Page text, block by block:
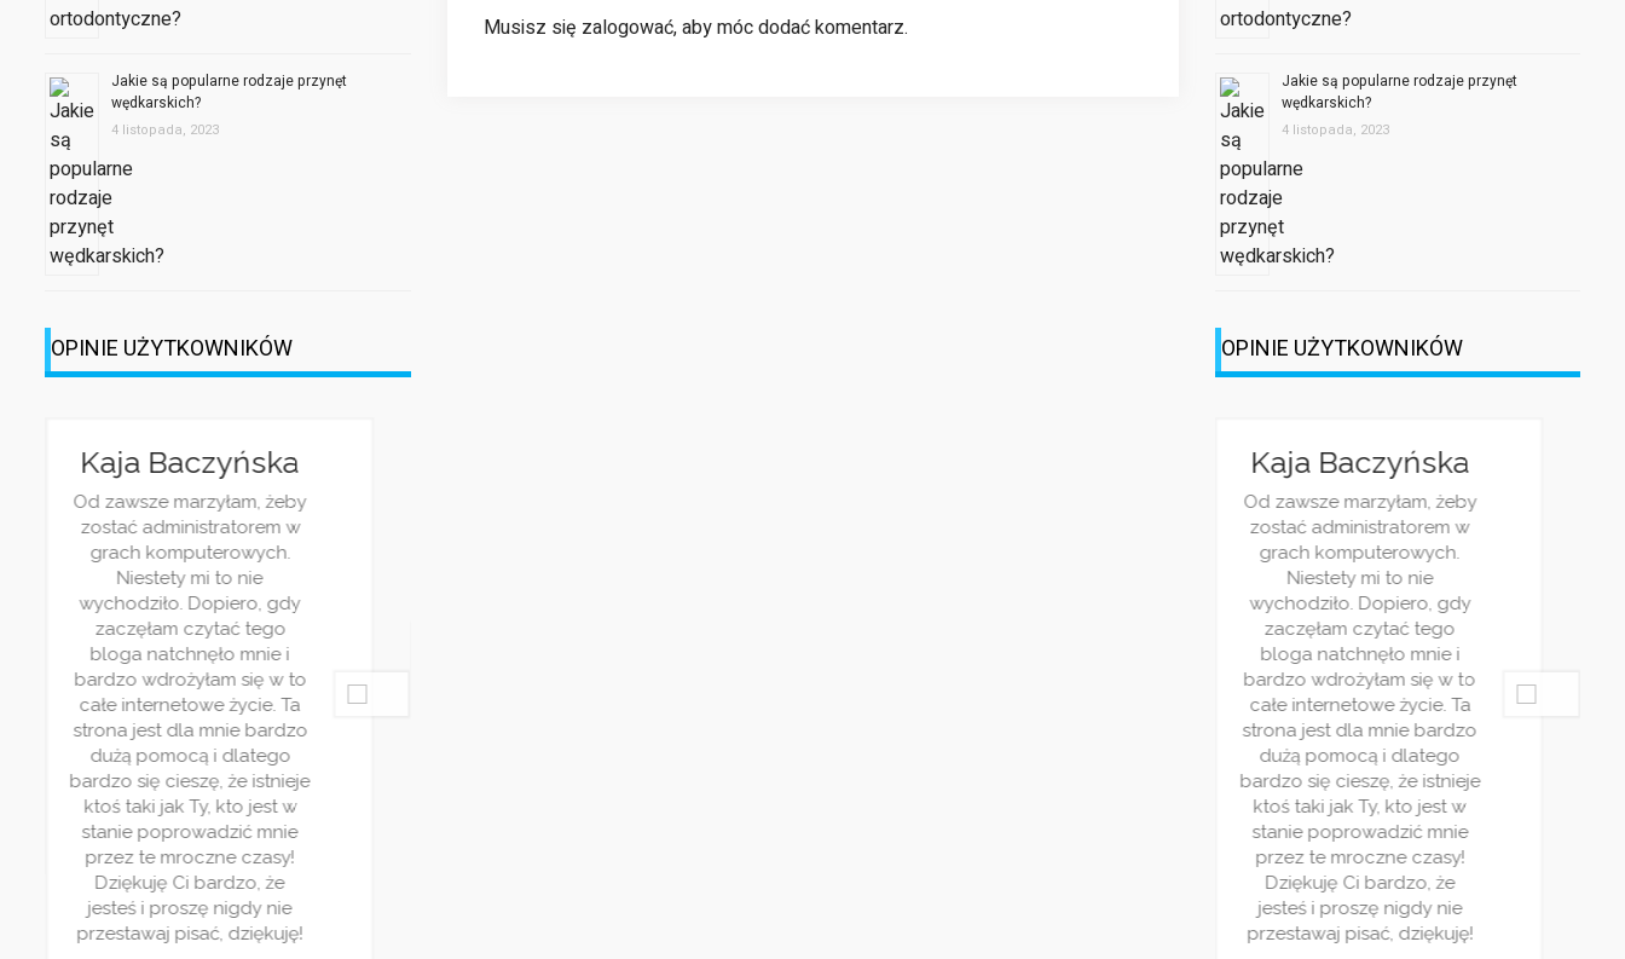
Musisz się zalogować, aby móc dodać komentarz.
Jakie są popularne rodzaje przynęt
wędkarskich?
4 listopada, 2023
OPINIE UŻYTKOWNIKÓW
Kaja Baczyńska
Od zawsze marzyłam, żeby
zostać administratorem w
grach komputerowych.
Niestety mi to nie
wychodziło. Dopiero, gdy
zaczęłam czytać tego
bloga natchnęło mnie i
bardzo wdrożyłam się w to
całe internetowe życie. Ta
strona jest dla mnie bardzo
dużą pomocą i dlatego
bardzo się cieszę, że istnieje
ktoś taki jak Ty, kto jest w
stanie poprowadzić mnie
przez te mroczne czasy!
Dziękuję Ci bardzo, że
jesteś i proszę nigdy nie
przestawaj pisać, dziękuję!
Michalina
Wisłocka
Serdcznie polecam ten
serwis! Znalazłam tutaj
bardzo wiele ciekawych
wpisów! Rozrywka to dobry
temat, lekki i poczytny! Na
prawdę trzymajcie ten
poziom bo zdecydowanie
warto! Z tego co widzę
nowy cykl na blogu cieszy
się ogromną popularnością
dlatego nie warto tego
zaniechać ! Trzymam kciuki
za Wasz serwis!
Jakie są popularne rodzaje przynęt
wędkarskich?
4 listopada, 2023
OPINIE UŻYTKOWNIKÓW
Kaja Baczyńska
Od zawsze marzyłam, żeby
zostać administratorem w
grach komputerowych.
Niestety mi to nie
wychodziło. Dopiero, gdy
zaczęłam czytać tego
bloga natchnęło mnie i
bardzo wdrożyłam się w to
całe internetowe życie. Ta
strona jest dla mnie bardzo
dużą pomocą i dlatego
bardzo się cieszę, że istnieje
ktoś taki jak Ty, kto jest w
stanie poprowadzić mnie
przez te mroczne czasy!
Dziękuję Ci bardzo, że
jesteś i proszę nigdy nie
przestawaj pisać, dziękuję!